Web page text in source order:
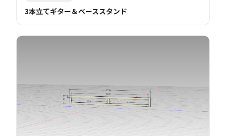
3本立てギター＆ベーススタンド